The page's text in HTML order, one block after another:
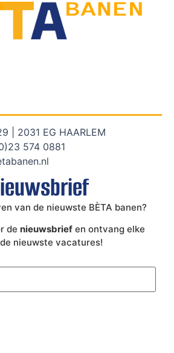
| 2031 EG HAARLEM
574 0881
van de nieuwste BÈTA banen?
de nieuwsbrief en ontvang elke
nieuwste vacatures!